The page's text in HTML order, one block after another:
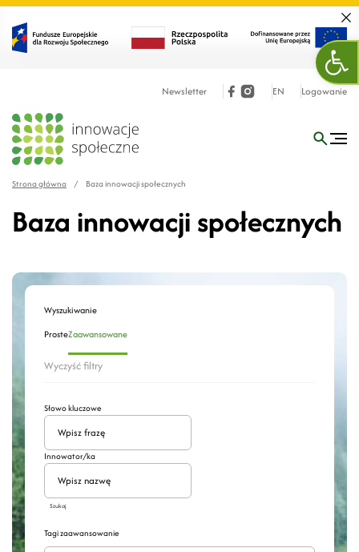
Newsletter EN Logowanie
Strona główna / Baza innowacji społecznych
Baza innowacji społecznych
Wyszukiwanie
ProsteZaawansowane
Wyczyść filtry
Słowo kluczowe
Innowator/ka
Szukaj
Tagi zaawansowanie